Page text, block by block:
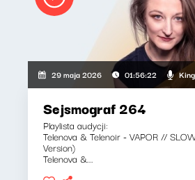
29 maja 2026 01:56:22
Sejsmograf 264
Playlista audycji:
Telenova & Telenoir - VAPOR //
Version)
Telenova &...